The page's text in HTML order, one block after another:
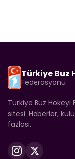
Türkiye Buz
Federasyonu
Türkiye Buz
sitesi. Haberler,
fazlası.